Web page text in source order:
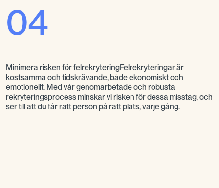
04
Minimera risken för felrekryteringFelrekryteringar är
kostsamma och tidskrävande, både ekonomiskt och
emotionellt. Med vår genomarbetade och robusta
rekryteringsprocess minskar vi risken för dessa misstag, och
ser till att du får rätt person på rätt plats, varje gång.